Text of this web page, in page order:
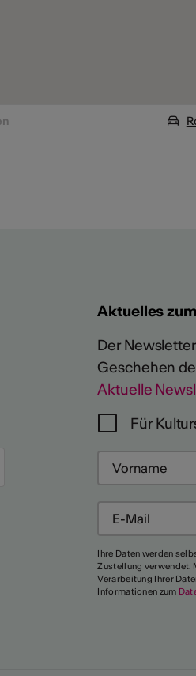
Aktuelles
Der
Geschehen
Aktuelle
Für
Ihre Daten werden
Zustellung verwendet.
Verarbeitung Ihrer
Informationen zum